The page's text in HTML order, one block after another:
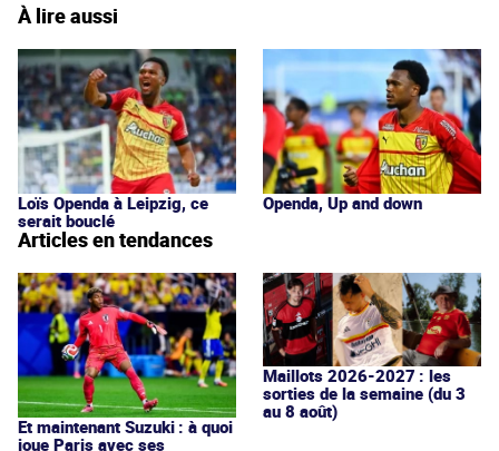
À lire aussi
Loïs Openda à Leipzig, ce
serait bouclé
Openda, Up and down
Articles en tendances
Et maintenant Suzuki : à quoi
joue Paris avec ses
Maillots 2026-2027 : les
sorties de la semaine (du 3
au 8 août)